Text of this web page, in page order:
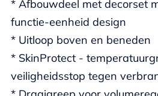
* Afbouwdeel met decorset
functie-eenheid design
* Uitloop boven en beneden
* SkinProtect -
veiligheidsstop tegen